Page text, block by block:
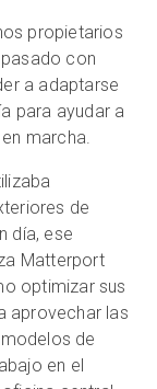
propietarios
con
a adaptarse
para ayudar a
marcha.
de
día, ese
Matterport
optimizar sus
aprovechar las
de
en el